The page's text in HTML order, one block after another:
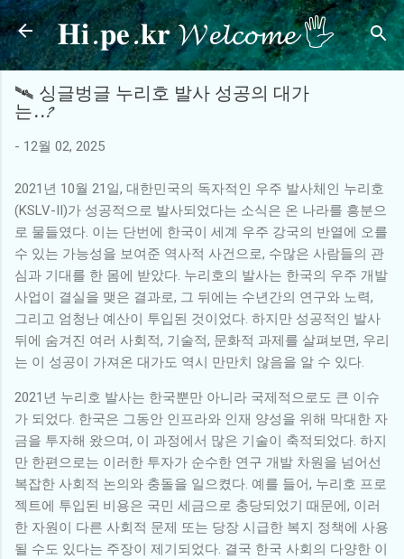
기본 콘텐츠로 건너뛰기
𝐇𝐢.𝐩𝐞.𝐤𝐫 𝓦𝓮𝓵𝓬𝓸𝓶𝓮 🖐
🛰️ 싱글벙글 누리호 발사 성공의 대가
는..?
- 12월 02, 2025
2021년 10월 21일, 대한민국의 독자적인 우주 발사체인 누리호
(KSLV-II)가 성공적으로 발사되었다는 소식은 온 나라를 흥분으
로 물들였다. 이는 단번에 한국이 세계 우주 강국의 반열에 오를
수 있는 가능성을 보여준 역사적 사건으로, 수많은 사람들의 관
심과 기대를 한 몸에 받았다. 누리호의 발사는 한국의 우주 개발
사업이 결실을 맺은 결과로, 그 뒤에는 수년간의 연구와 노력,
그리고 엄청난 예산이 투입된 것이었다. 하지만 성공적인 발사
뒤에 숨겨진 여러 사회적, 기술적, 문화적 과제를 살펴보면, 우리
는 이 성공이 가져온 대가도 역시 만만치 않음을 알 수 있다.
2021년 누리호 발사는 한국뿐만 아니라 국제적으로도 큰 이슈
가 되었다. 한국은 그동안 인프라와 인재 양성을 위해 막대한 자
금을 투자해 왔으며, 이 과정에서 많은 기술이 축적되었다. 하지
만 한편으로는 이러한 투자가 순수한 연구 개발 차원을 넘어선
복잡한 사회적 논의와 충돌을 일으켰다. 예를 들어, 누리호 프로
젝트에 투입된 비용은 국민 세금으로 충당되었기 때문에, 이러
한 자원이 다른 사회적 문제 또는 당장 시급한 복지 정책에 사용
될 수도 있다는 주장이 제기되었다. 결국 한국 사회의 다양한 이